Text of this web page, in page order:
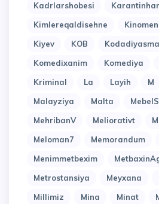
Kadrlarshobesi
Kimlereqaldisehne
Kinomen
Kiyev
KOB Kodadiyasma
Komedixanim
Komediya
Kriminal
La Layih M
Malayziya
Malta
MehribanV
Meliorativt
Meloman7
Memorandum
Menimmetbexim
Metrostansiya
Meyxana
Millimiz
Mina Minat